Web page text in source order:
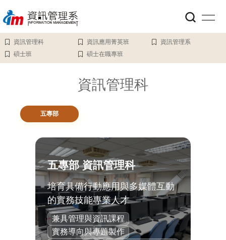
到
要
內
資訊管理科 資訊應用菁英班
資訊管理系
碩士班
碩士在職專班
資訊管理科
五專部
五專部 資訊管理科
培育具備行動應用與多媒體互動
的實務技能專業人才
兼具管理與資訊課程
實務導向與專題製作